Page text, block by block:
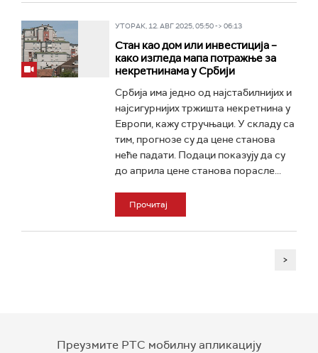
УТОРАК, 12. АВГ 2025, 05:50 -> 06:13
Стан као дом или инвестиција –
како изгледа мапа потражње за
некретнинама у Србији
Србија има једно од најстабилнијих и
најсигурнијих тржишта некретнина у
Европи, кажу стручњаци. У складу са
тим, прогнозе су да цене станова
неће падати. Подаци показују да су
до априла цене станова порасле...
Прочитај
>
Преузмите РТС мобилну апликацију